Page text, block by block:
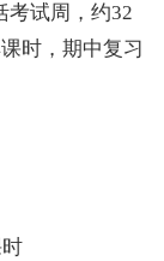
试周，约32
时，期中复习